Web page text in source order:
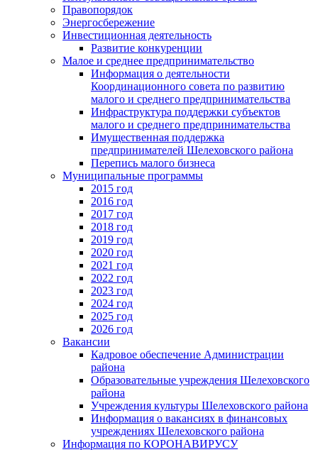
Правопорядок
Энергосбережение
Инвестиционная деятельность
Развитие конкуренции
Малое и среднее предпринимательство
Информация о деятельности
Координационного совета по развитию
малого и среднего предпринимательства
Инфраструктура поддержки субъектов
малого и среднего предпринимательства
Имущественная поддержка
предпринимателей Шелеховского района
Перепись малого бизнеса
Муниципальные программы
2015 год
2016 год
2017 год
2018 год
2019 год
2020 год
2021 год
2022 год
2023 год
2024 год
2025 год
2026 год
Вакансии
Кадровое обеспечение Администрации
района
Образовательные учреждения Шелеховского
района
Учреждения культуры Шелеховского района
Информация о вакансиях в финансовых
учреждениях Шелеховского района
Информация по КОРОНАВИРУСУ